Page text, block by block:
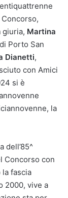
giuria, Martina
Porto San
Dianetti,
con Amici
si è
la
dell’85^
Concorso con
fascia
2000, vive a